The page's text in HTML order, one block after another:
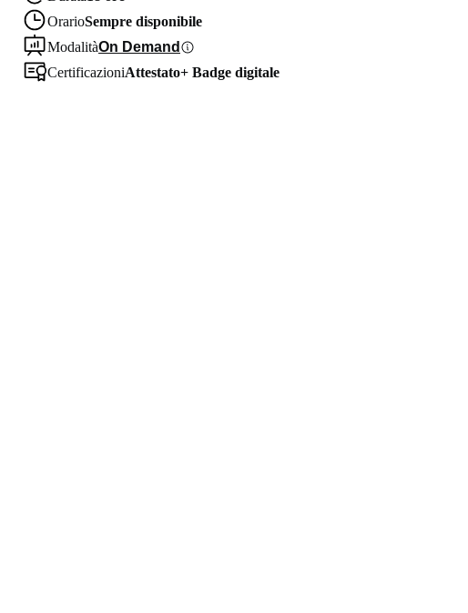
OrarioSempre disponibile
ModalitàOn Demand
CertificazioniAttestato+ Badge digitale